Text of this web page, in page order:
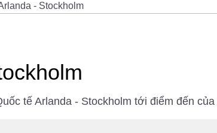
- Stockholm
tế Arlanda - Stockholm tới điểm đến